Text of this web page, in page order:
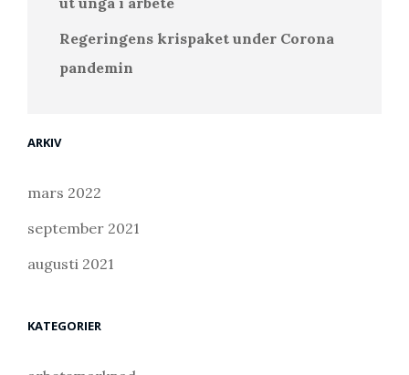
Regeringens krispaket under Corona
pandemin
ARKIV
mars 2022
september 2021
augusti 2021
KATEGORIER